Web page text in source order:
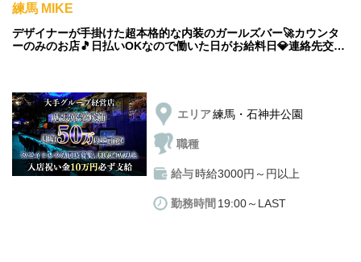
練馬 MIKE
デザイナーが手掛けた超本格的な内装のガールズバー🚀カウンタ
ーのみのお店🎵日払いOKなので働いた日がお給料日💎連絡先交換
エリア練馬・石神井公園
職種
給与時給3000円～円以上
勤務時間 19:00～LAST